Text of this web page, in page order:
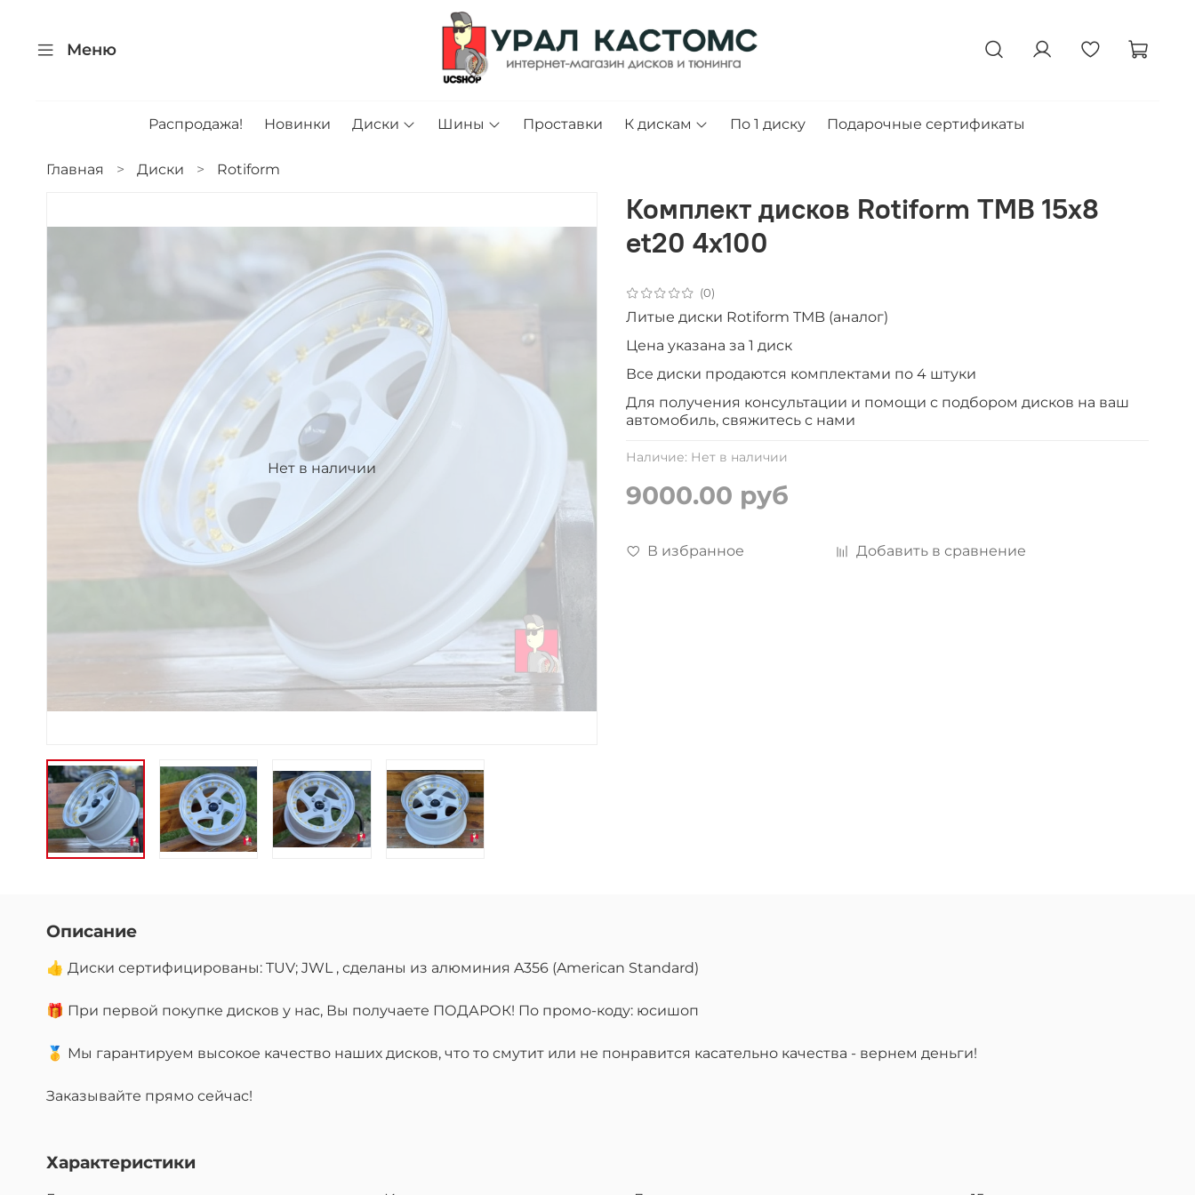
Меню
Распродажа! Новинки Диски Шины Проставки К дискам По 1 диску Подарочные сертификаты
Главная Диски Rotiform
Нет в наличии
(0)
Наличие: Нет в наличии
Комплект дисков Rotiform TMB 15x8
et20 4x100
9000.00 руб
В избранное Добавить в сравнение
Литые диски Rotiform TMB (аналог)
Цена указана за 1 диск
Все диски продаютcя комплектами по 4 штуки
Для получения консультации и помощи с подбором дисков на ваш
автомобиль, свяжитесь с нами
Описание
👍 Диски сертифицированы: TUV; JWL , сделаны из алюминия A356 (American Standard)
🎁 При первой покупке дисков у нас, Вы получаете ПОДАРОК! По промо-коду: юсишоп
🥇 Мы гарантируем высокое качество наших дисков, что то смутит или не понравится касательно качества - вернем деньги!
Заказывайте прямо сейчас!
Характеристики